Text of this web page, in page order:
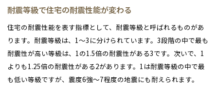
耐震等級で住宅の耐震性能が変わる
住宅の耐震性能を表す指標として、耐震等級と呼ばれるものがあ
ります。耐震等級は、1～3に分けられています。3段階の中で最も
耐震性が高い等級は、1の1.5倍の耐震性がある3です。次いで、1
よりも1.25倍の耐震性がある2があります。1は耐震等級の中で最
も低い等級ですが、震度6強～7程度の地震にも耐えられます。